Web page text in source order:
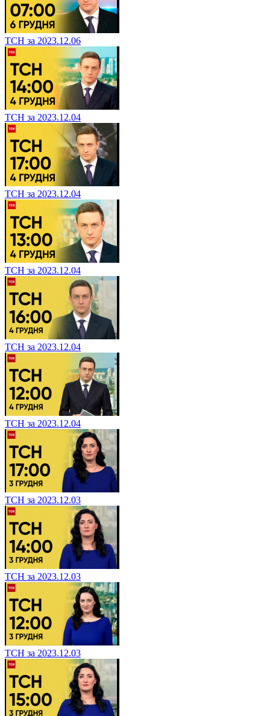
ТСН за 2023.12.06
ТСН за 2023.12.04
ТСН за 2023.12.04
ТСН за 2023.12.04
ТСН за 2023.12.04
ТСН за 2023.12.04
ТСН за 2023.12.03
ТСН за 2023.12.03
ТСН за 2023.12.03